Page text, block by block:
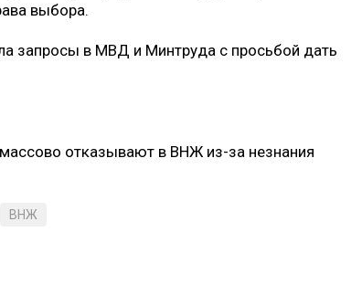
выбора.
запросы в МВД и Минтруда с просьбой дать
отказывают в ВНЖ из-за незнания
ВНЖ